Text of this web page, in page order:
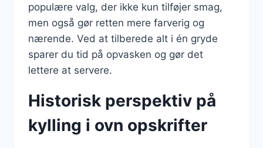
populære valg, der ikke kun tilføjer smag,
men også gør retten mere farverig og
nærende. Ved at tilberede alt i én gryde
sparer du tid på opvasken og gør det
lettere at servere.
Historisk perspektiv på
kylling i ovn opskrifter